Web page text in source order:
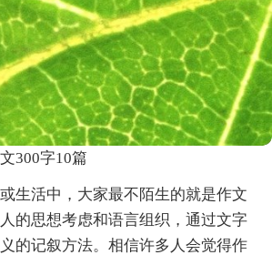
300字10篇
生活中，大家最不陌生的就是作文
的思想考虑和语言组织，通过文字
的记叙方法。相信许多人会觉得作